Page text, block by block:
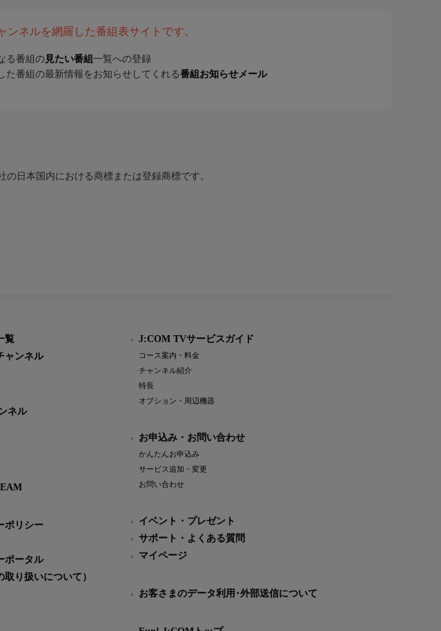
ネルを網羅した番組表サイトです。
る番組の 見たい番組 一覧への登録
た番組の最新情報をお知らせしてくれる番組お知らせメール
日本国内における商標または登録商標です。
覧
ャンネル
ネル
ポリシー
ポータル
取り扱いについて）
J:COM TVサービスガイド
コース案内・料金
チャンネル紹介
特長
オプション・周辺機器
お申込み・お問い合わせ
かんたんお申込み
サービス追加・変更
お問い合わせ
イベント・プレゼント
サポート・よくある質問
マイページ
お客さまのデータ利用･外部送信について